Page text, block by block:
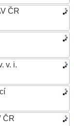
ČR
v. i.
ČR